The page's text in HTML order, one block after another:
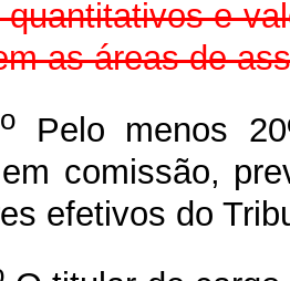
e
as áreas de
oPelo menos
comissão,
efetivos do